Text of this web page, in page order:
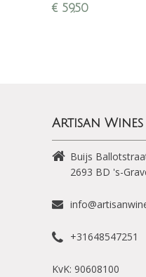
wordt ook gebruikt
€ 59,50
Artisan Wines
Buijs
2693 BD 's-
+31648547251
KvK: 90608100